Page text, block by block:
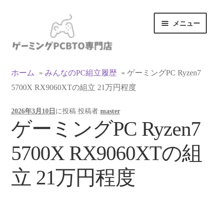
ゲ
ョ
ン
ス
キ
ッ
プ
テ
へ
ス
ッ
プ
メニュー
マイアカウント
支払い
お買い物カゴ
お買い物ガイド
ホーム » みんなのPC組立履歴 » ゲーミングPC Ryzen7
5700X RX9060XTの組立 21万円程度
2026年3月10日 に投稿 投稿者 master
ゲーミングPC Ryzen7
5700X RX9060XTの組
立 21万円程度